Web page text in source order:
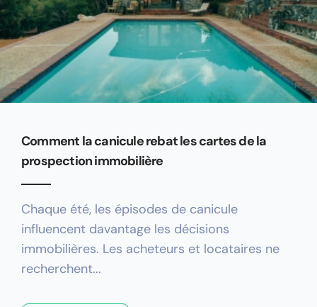
Comment la canicule rebat les cartes de la
prospection immobilière
Chaque été, les épisodes de canicule
influencent davantage les décisions
immobilières. Les acheteurs et locataires ne
recherchent...